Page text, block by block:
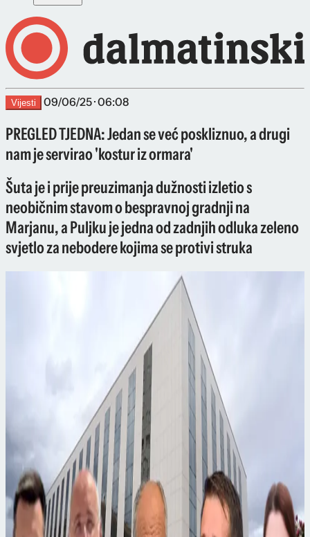
Vijesti 09/06/25 · 06:08
PREGLED TJEDNA: Jedan se već poskliznuo, a drugi
nam je servirao 'kostur iz ormara'
Šuta je i prije preuzimanja dužnosti izletio s
neobičnim stavom o bespravnoj gradnji na
Marjanu, a Puljku je jedna od zadnjih odluka zeleno
svjetlo za nebodere kojima se protivi struka